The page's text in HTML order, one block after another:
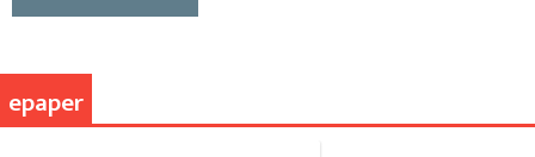
epaper